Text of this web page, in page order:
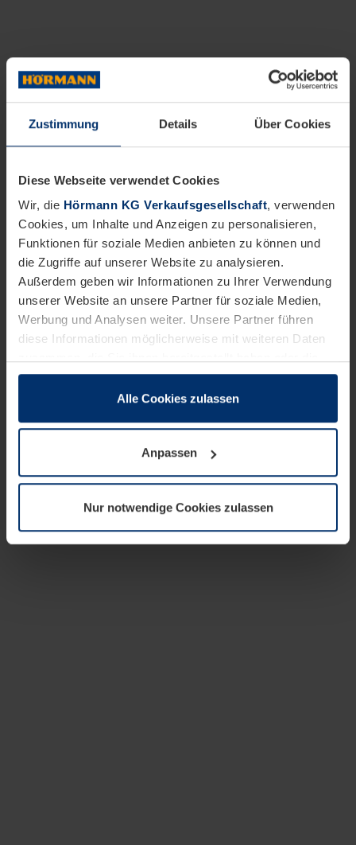
Zustimmung Details Über Cookies
Diese Webseite verwendet Cookies
Wir, die Hörmann KG Verkaufsgesellschaft, verwenden
Cookies, um Inhalte und Anzeigen zu personalisieren,
Funktionen für soziale Medien anbieten zu können und
die Zugriffe auf unserer Website zu analysieren.
Außerdem geben wir Informationen zu Ihrer Verwendung
unserer Website an unsere Partner für soziale Medien,
Werbung und Analysen weiter. Unsere Partner führen
diese Informationen möglicherweise mit weiteren Daten
sie im Rahmen Ihrer Nutzung der Dienste gesammelt
wenn diese für den Betrieb dieser Seite unbedingt
notwendig sind. Für alle anderen Cookie-Typen benötigen
wir Ihre Erlaubnis. Ihre Einwilligung können Sie jederzeit
Datenschutzerklärungunserer Website ändern oder
widerrufen.
Alle Cookies zulassen
Anpassen
Nur notwendige Cookies zulassen